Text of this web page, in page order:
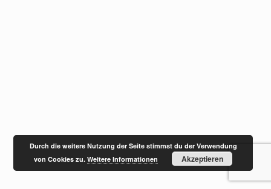
Durch die weitere Nutzung der Seite stimmst du der Verwendung
von Cookies zu.Weitere Informationen Akzeptieren